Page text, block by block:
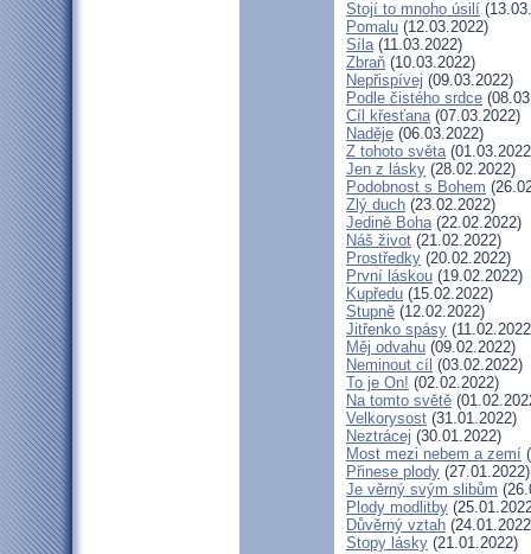
Stojí to mnoho úsilí
Pomalu (12.03.2022)
Síla(11.03.2022)
Zbraň (10.03.2022)
Nepřispívej (09.03.2022)
Podle čistého srdce
Cíl křesťana(07.03.2022)
Naděje (06.03.2022)
Z tohoto světa
Jen z lásky (28.02.2022)
Podobnost s Bohem
Zlý duch (23.02.2022)
Jedině Boha(22.02.2022)
Náš život (21.02.2022)
Prostředky (20.02.2022)
První láskou (19.02.2022)
Kupředu (15.02.2022)
Stupně (12.02.2022)
Jitřenko spásy
Měj odvahu (09.02.2022)
Neminout cíl (03.02.2022)
To je On! (02.02.2022)
Na tomto světě
Velkorysost (31.01.2022)
Neztrácej (30.01.2022)
Most mezi nebem a zemí
Přinese plody (27.01.2022)
Je věrný svým slibům
Plody modlitby
Důvěrný vztah
Stopy lásky (21.01.2022)